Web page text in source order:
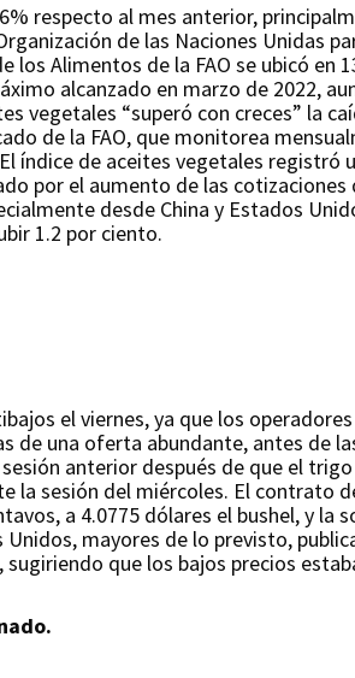
respecto al mes anterior,
de las Naciones Unidas
los Alimentos de la FAO se ubicó en
alcanzado en marzo de 2022,
vegetales “superó con creces” la
de la FAO, que monitorea
índice de aceites vegetales registró
por el aumento de las
desde China y Estados
1.2 por ciento.
el viernes, ya que los
una oferta abundante, antes de
anterior después de que el
sesión del miércoles. El contrato
a 4.0775 dólares el bushel, y la
mayores de lo previsto,
que los bajos precios